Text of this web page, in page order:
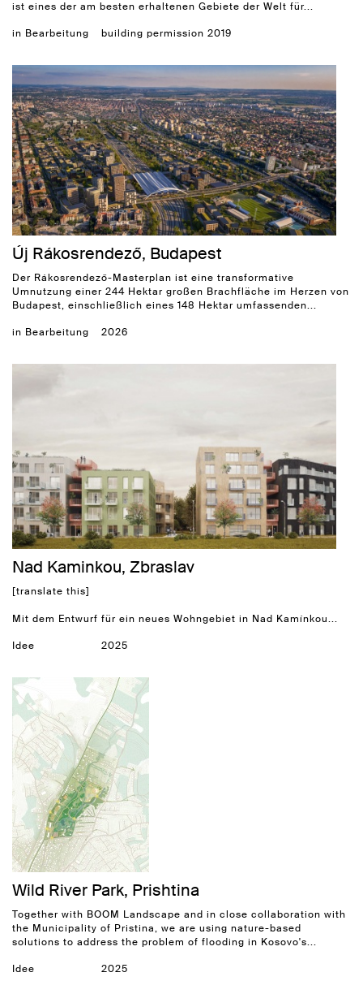
ist eines der am besten erhaltenen Gebiete der Welt für...
in Bearbeitung building permission 2019
Új Rákosrendező, Budapest
Der Rákosrendező-Masterplan ist eine transformative
Umnutzung einer 244 Hektar großen Brachfläche im Herzen von
Budapest, einschließlich eines 148 Hektar umfassenden...
in Bearbeitung 2026
Nad Kaminkou, Zbraslav
[translate this]
Mit dem Entwurf für ein neues Wohngebiet in Nad Kamínkou...
Idee 2025
Wild River Park, Prishtina
Together with BOOM Landscape and in close collaboration with
the Municipality of Pristina, we are using nature-based
solutions to address the problem of flooding in Kosovo's...
Idee 2025